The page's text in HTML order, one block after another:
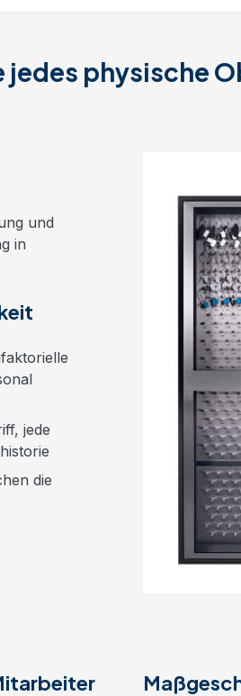
jedes physische
und
in
jede
die